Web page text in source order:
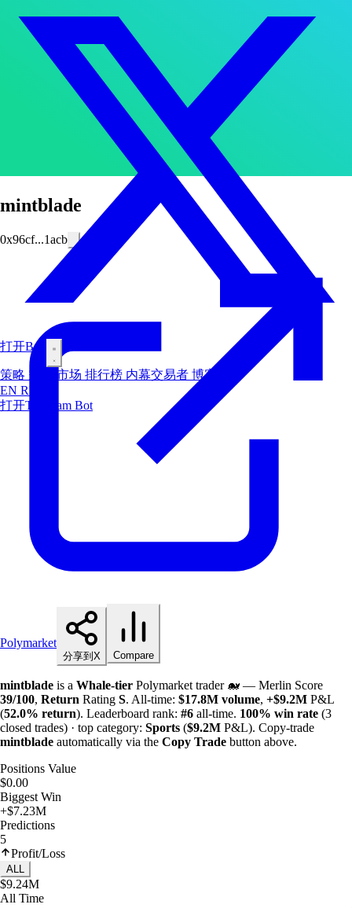
打开Bot
策略 空投 市场 排行榜 内幕交易者 博客
EN RU
打开Telegram Bot
mintblade
0x96cf...1acb
Polymarket
分享到X Compare
mintblade is a Whale-tier Polymarket trader 🐋 — Merlin Score
39/100, Return Rating S. All-time: $17.8M volume, +$9.2M P&L
(52.0% return). Leaderboard rank: #6 all-time. 100% win rate (3
closed trades) · top category: Sports ($9.2M P&L). Copy-trade
mintblade automatically via the Copy Trade button above.
Positions Value
$0.00
Biggest Win
+$7.23M
Predictions
5
Profit/Loss
ALL
$9.24M
All Time